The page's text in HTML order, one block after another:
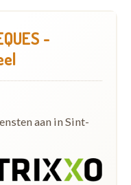
-
aan in Sint-